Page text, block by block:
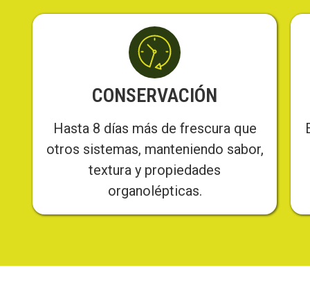
CONSERVACIÓN
Hasta 8 días más de frescura que
otros sistemas, manteniendo sabor,
textura y propiedades
organolépticas.